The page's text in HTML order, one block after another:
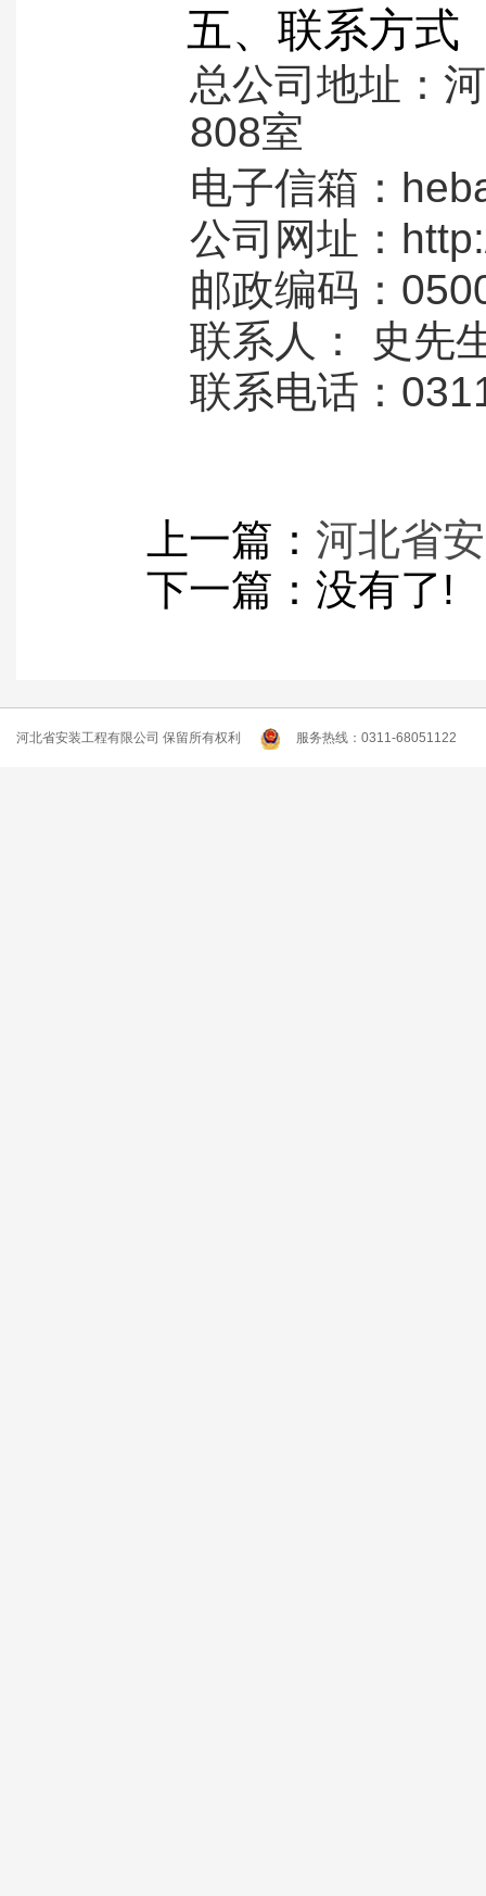
五、联系方式
总公司地址：
808室
电子信箱：
公司网址：
邮政编码
联系人：
联系电话：
上一篇： 河北省
下一篇：没有了!
河北省安装工程有限公司 保留所有权利 服务热线：0311-68051122